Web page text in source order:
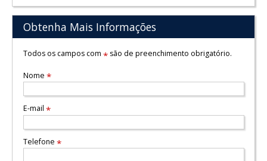
Obtenha Mais Informações
Todos os campos com *são de preenchimento obrigatório.
Nome *
E-mail *
Telefone *